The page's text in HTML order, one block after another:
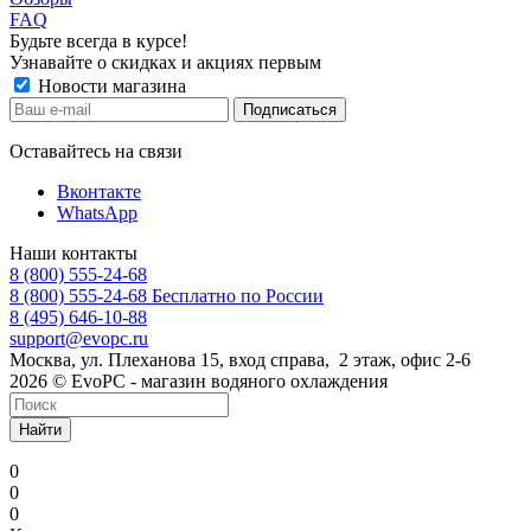
FAQ
Будьте всегда в курсе!
Узнавайте о скидках и акциях первым
Новости магазина
Оставайтесь на связи
Вконтакте
WhatsApp
Наши контакты
8 (800) 555-24-68
8 (800) 555-24-68 Бесплатно по России
8 (495) 646-10-88
support@evopc.ru
Москва, ул. Плеханова 15, вход справа, 2 этаж, офис 2-6
2026 © EvoPC - магазин водяного охлаждения
Найти
0
0
0